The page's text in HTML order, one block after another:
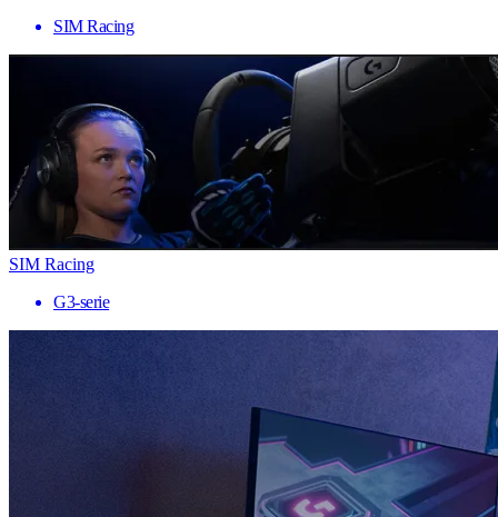
SIM Racing
SIM Racing
G3-serie